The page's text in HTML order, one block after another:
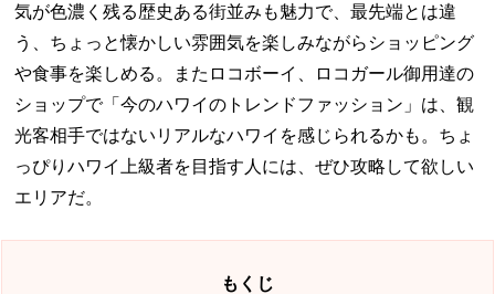
気が色濃く残る歴史ある街並みも魅力で、最先端とは違
う、ちょっと懐かしい雰囲気を楽しみながらショッピング
や食事を楽しめる。またロコボーイ、ロコガール御用達の
ショップで「今のハワイのトレンドファッション」は、観
光客相手ではないリアルなハワイを感じられるかも。ちょ
っぴりハワイ上級者を目指す人には、ぜひ攻略して欲しい
エリアだ。
もくじ